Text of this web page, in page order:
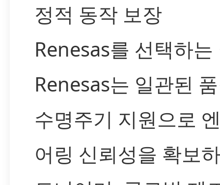
정적 동작 보장
Renesas를 선택하는
Renesas는 일관된
수명주기 지원으로
어링 신뢰성을 확보